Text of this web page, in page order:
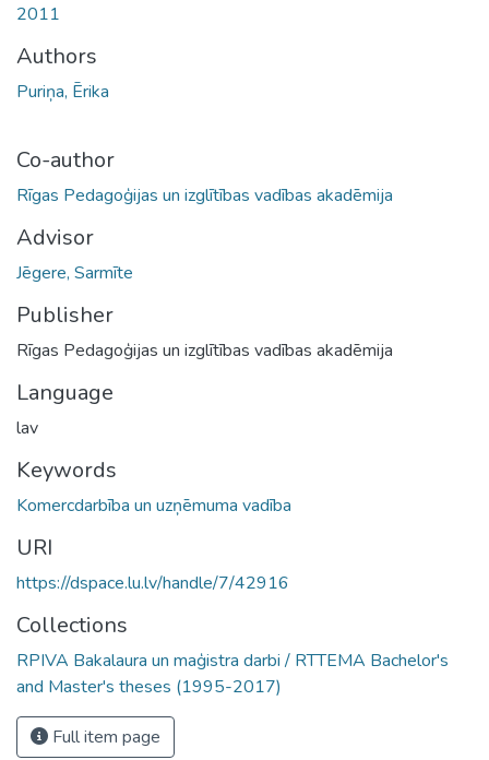
2011
Authors
Puriņa, Ērika
Co-author
Rīgas Pedagoģijas un izglītības vadības akadēmija
Advisor
Jēgere, Sarmīte
Publisher
Rīgas Pedagoģijas un izglītības vadības akadēmija
Language
lav
Keywords
Komercdarbība un uzņēmuma vadība
URI
https://dspace.lu.lv/handle/7/42916
Collections
RPIVA Bakalaura un maģistra darbi / RTTEMA Bachelor's
and Master's theses (1995-2017)
Full item page